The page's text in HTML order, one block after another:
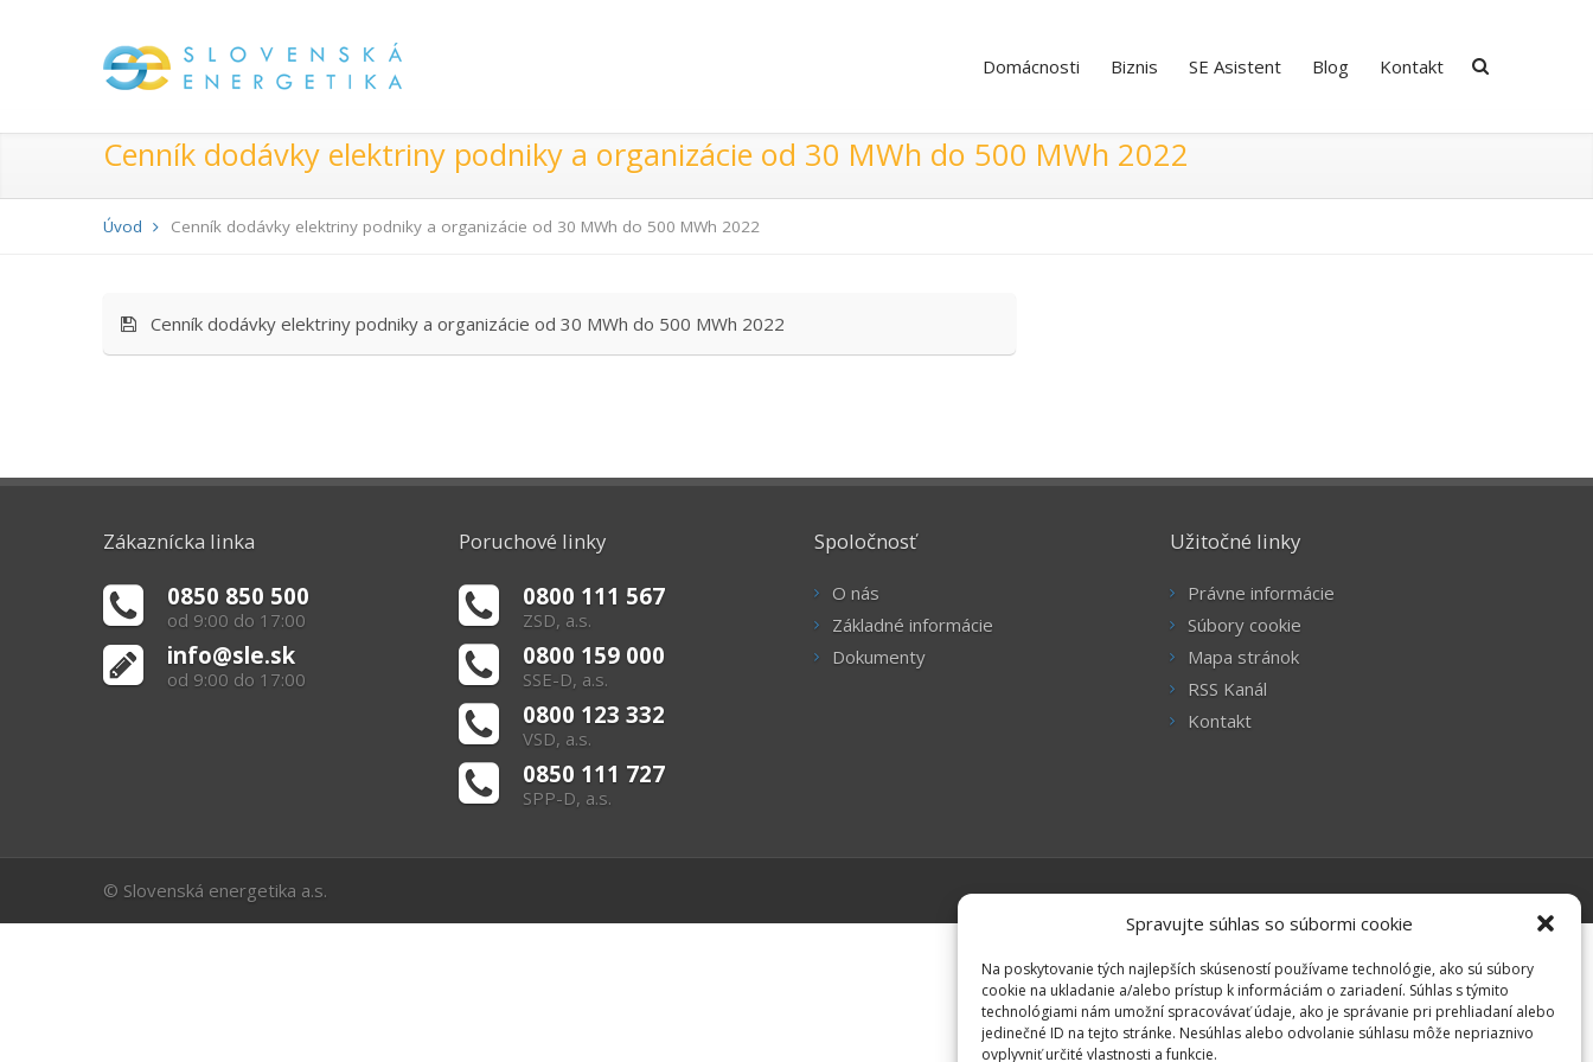
Spravujte súhlas so súbormi cookie
Na poskytovanie tých najlepších skúseností používame technológie, ako sú súbory
cookie na ukladanie a/alebo prístup k informáciám o zariadení. Súhlas s týmito
technológiami nám umožní spracovávať údaje, ako je správanie pri prehliadaní alebo
jedinečné ID na tejto stránke. Nesúhlas alebo odvolanie súhlasu môže nepriaznivo
ovplyvniť určité vlastnosti a funkcie.
Domácnosti Biznis SE Asistent Blog Kontakt
Cenník dodávky elektriny podniky a organizácie od 30 MWh do 500 MWh 2022
Úvod Cenník dodávky elektriny podniky a organizácie od 30 MWh do 500 MWh 2022
Cenník dodávky elektriny podniky a organizácie od 30 MWh do 500 MWh 2022
Zákaznícka linka
0850 850 500
od 9:00 do 17:00
info@sle.sk
od 9:00 do 17:00
Poruchové linky
0800 111 567
ZSD, a.s.
0800 159 000
SSE-D, a.s.
0800 123 332
VSD, a.s.
0850 111 727
SPP-D, a.s.
Spoločnosť
O nás
Základné informácie
Dokumenty
Užitočné linky
Právne informácie
Súbory cookie
Mapa stránok
RSS Kanál
Kontakt
© Slovenská energetika a.s.